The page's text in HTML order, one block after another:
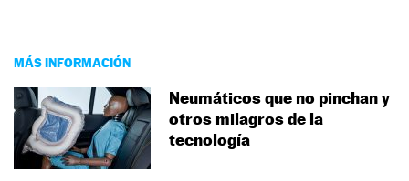
MÁS INFORMACIÓN
Neumáticos que no pinchan y
otros milagros de la
tecnología